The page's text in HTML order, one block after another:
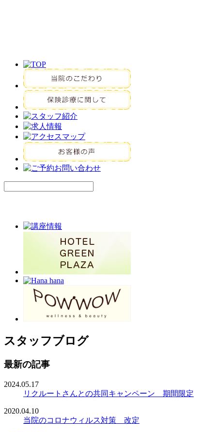
スタッフブログ
最新の記事
2024.05.17
リクルートさんとの共同キャンペーン 期間限定
2020.04.10
当院のコロナウィルス対策 改定